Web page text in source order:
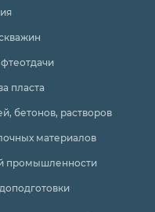
пласта
бетонов, растворов
материалов
промышленности